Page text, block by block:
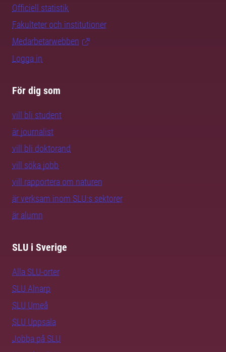
Officiell statistik
Fakulteter och institutioner
Medarbetarwebben
Logga in
För dig som
vill bli student
är journalist
vill bli doktorand
vill söka jobb
vill rapportera om naturen
är verksam inom SLU:s sektorer
är alumn
SLU i Sverige
Alla SLU-orter
SLU Alnarp
SLU Umeå
SLU Uppsala
Jobba på SLU